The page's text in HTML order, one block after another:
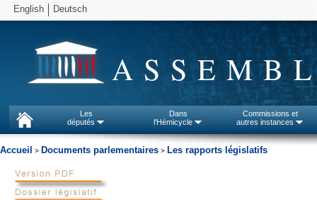
English Deutsch
Les
députés
Dans
l'Hémicycle
Commissions et
autres instances
Accueil > Documents parlementaires > Les rapports législatifs